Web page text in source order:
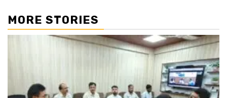
MORE STORIES